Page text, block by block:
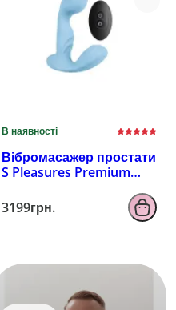
В наявності
Вібромасажер простати
S Pleasures Premium
рельєфом, 10 режимів
вібрації
3199грн.